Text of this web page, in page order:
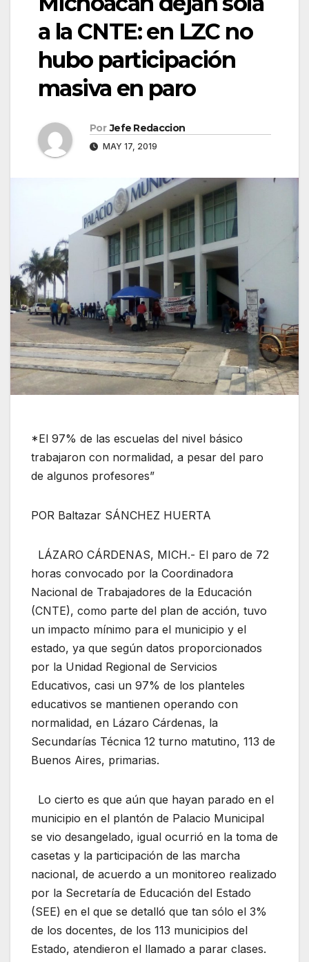
a la CNTE: en LZC no
hubo participación
masiva en paro
Por Jefe Redaccion
MAY 17, 2019
*El 97% de las escuelas del nivel básico
trabajaron con normalidad, a pesar del paro
de algunos profesores”
POR Baltazar SÁNCHEZ HUERTA
LÁZARO CÁRDENAS, MICH.- El paro de 72
horas convocado por la Coordinadora
Nacional de Trabajadores de la Educación
(CNTE), como parte del plan de acción, tuvo
un impacto mínimo para el municipio y el
estado, ya que según datos proporcionados
por la Unidad Regional de Servicios
Educativos, casi un 97% de los planteles
educativos se mantienen operando con
normalidad, en Lázaro Cárdenas, la
Secundarías Técnica 12 turno matutino, 113 de
Buenos Aires, primarias.
Lo cierto es que aún que hayan parado en el
municipio en el plantón de Palacio Municipal
se vio desangelado, igual ocurrió en la toma de
casetas y la participación de las marcha
nacional, de acuerdo a un monitoreo realizado
por la Secretaría de Educación del Estado
(SEE) en el que se detalló que tan sólo el 3%
de los docentes, de los 113 municipios del
Estado, atendieron el llamado a parar clases.